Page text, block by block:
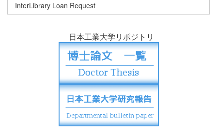
InterLibrary Loan Request
日本工業大学リポジトリ